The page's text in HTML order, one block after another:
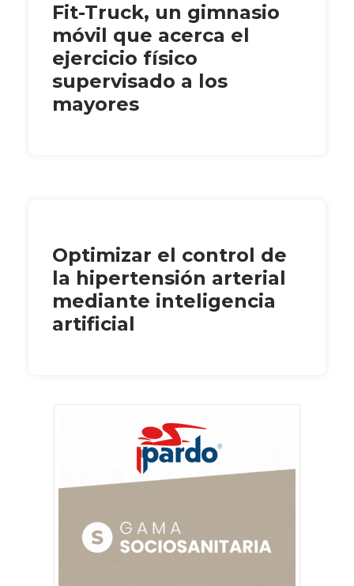
Fit-Truck, un gimnasio
móvil que acerca el
ejercicio físico
supervisado a los
mayores
Optimizar el control de
la hipertensión arterial
mediante inteligencia
artificial